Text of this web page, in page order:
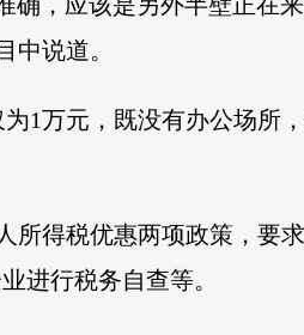
说道。
1万元，既没有办公场所
得税优惠两项政策，要
进行税务自查等。